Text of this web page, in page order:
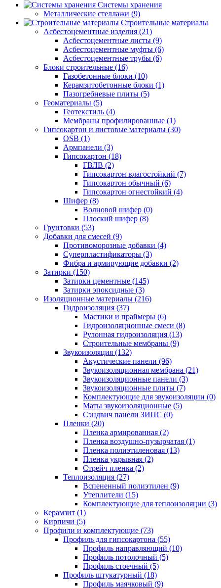
Системы хранения
Металлические стеллажи (9)
Строительные материалы
Асбестоцементные изделия (21)
Асбестоцементные листы (9)
Асбестоцементные муфты (6)
Асбестоцементные трубы (6)
Блоки строительные (16)
Газобетонные блоки (10)
Керамзитобетонные блоки (1)
Пазогребневые плиты (5)
Геоматериалы (5)
Геотекстиль (4)
Мембраны профилированные (1)
Гипсокартон и листовые материалы (30)
OSB (1)
Армпанели (3)
Гипсокартон (18)
ГВЛВ (2)
Гипсокартон влагостойкий (7)
Гипсокартон обычный (6)
Гипсокартон огнестойкий (4)
Шифер (8)
Волновой шифер (0)
Плоский шифер (8)
Грунтовки (53)
Добавки для смесей (9)
Противоморозные добавки (4)
Суперпластификаторы (3)
Фибра и армирующие добавки (2)
Затирки (150)
Затирки цементные (145)
Затирки эпоксидные (3)
Изоляционные материалы (216)
Гидроизоляция (37)
Мастики и праймеры (6)
Гидроизоляционные смеси (8)
Рулонная гидроизоляция (13)
Строительные мембраны (9)
Звукоизоляция (132)
Акустические панели (96)
Звукоизоляционная мембрана (21)
Звукоизоляционные панели (3)
Звукоизоляционные плиты (7)
Комплектующие для звукоизоляции (0)
Маты звукоизоляционные (5)
Сэндвич панели ЗИПС (0)
Пленки (20)
Пленка армированная (2)
Пленка воздушно-пузырчатая (1)
Пленка полиэтиленовая (13)
Пленка укрывная (2)
Стрейч пленка (2)
Теплоизоляция (27)
Вспененный полиэтилен (9)
Утеплители (15)
Комплектующие для теплоизоляции (3)
Керамзит (1)
Кирпичи (5)
Профили и комплектующие (73)
Профиль для гипсокартона (55)
Профиль направляющий (10)
Профиль потолочный (5)
Профиль стоечный (5)
Профиль штукатурный (18)
Профиль маячковый (9)